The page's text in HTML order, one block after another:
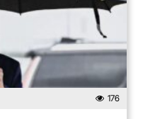
176